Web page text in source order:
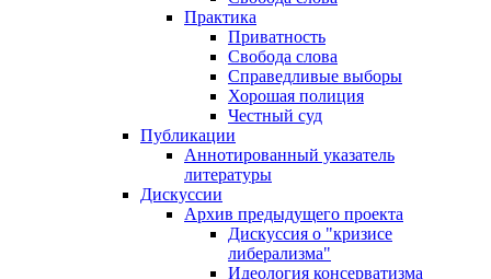
Практика
Приватность
Свобода слова
Справедливые выборы
Хорошая полиция
Честный суд
Публикации
Аннотированный указатель
литературы
Дискуссии
Архив предыдущего проекта
Дискуссия о "кризисе
либерализма"
Идеология консерватизма